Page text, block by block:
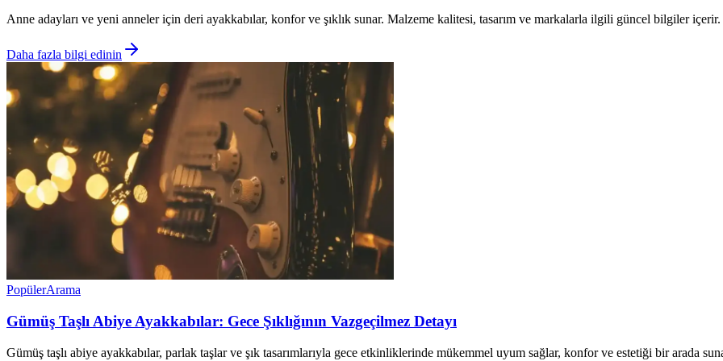
Anne adayları ve yeni anneler için deri ayakkabılar, konfor ve şıklık sunar. Malzeme kalitesi, tasarım ve markalarla ilgili güncel bilgiler içerir.
Daha fazla bilgi edinin
PopülerArama
Gümüş Taşlı Abiye Ayakkabılar: Gece Şıklığının Vazgeçilmez Detayı
Gümüş taşlı abiye ayakkabılar, parlak taşlar ve şık tasarımlarıyla gece etkinliklerinde mükemmel uyum sağlar, konfor ve estetiği bir arada